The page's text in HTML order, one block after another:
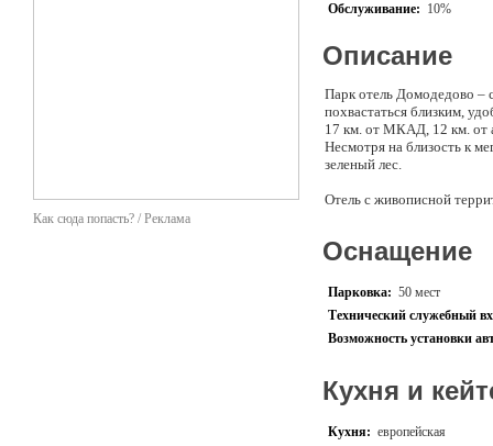
Как сюда попасть? / Реклама
Обслуживание: 10%
Описание
Парк отель Домодедово –
похвастаться близким,
17 км. от МКАД, 12 км. от
Несмотря на близость к
зеленый лес.
Отель с живописной
конференцию. Зал
Мы, также, рады
русскую баню на дровах
год. Приятным
проблем вместит до 120
можно полюбоваться
Оснащение
Парковка: 50 мест
Технический служебный
Возможность установки
Кухня и
Кухня: европейская